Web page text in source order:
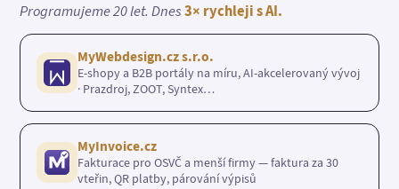
Programujeme 20 let. Dnes3× rychleji s AI.
MyWebdesign.cz s.r.o.
E-shopy a B2B portály na míru, AI-akcelerovaný vývoj
· Prazdroj, ZOOT, Syntex…
MyInvoice.cz
Fakturace pro OSVČ a menší firmy — faktura za 30
vteřin, QR platby, párování výpisů